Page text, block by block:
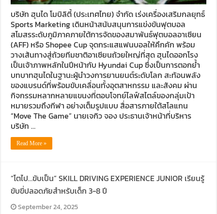
บริษัท ฮุนได โมบิลิตี้ (ประเทศไทย) จำกัด เร่งเครื่องเสริมกลยุทธ์
Sports Marketing เดินหน้าสนับสนุนการแข่งขันฟุตบอล
สโมสรระดับภูมิภาคภายใต้การจัดของสมาพันธ์ฟุตบอลอาเซียน
(AFF) หรือ Shopee Cup จุดกระแสแฟนบอลให้คึกคัก พร้อม
วางเส้นทางสู่ถ้วยทีมชาติอาเซียนถ้วยใหญ่ที่สุด ฮุนไดออกโรง
เป็นเจ้าภาพหลักในปีหน้ากับ Hyundai Cup ซึ่งเป็นการตอกย้ำ
บทบาทฮุนไดในฐานะผู้นำวงการยานยนต์ระดับโลก สะท้อนพลัง
ของแบรนด์ที่พร้อมขับเคลื่อนทั้งอุตสาหกรรม และสังคม ผ่าน
กิจกรรมหลากหลายแขนงที่ตอบโจทย์ไลฟ์สไตล์ของกลุ่มเป้า
หมายรวมถึงกีฬา อย่างเต็มรูปแบบ สื่อสารภายใต้สโลแกน
“Move The Game” นายเจกิว จอง ประธานเจ้าหน้าที่บริหาร
บริษัท …
Read More »
“โตไป…ขับเป็น” SKILL DRIVING EXPERIENCE JUNIOR เรียนรู้
ขับขี่ปลอดภัยสำหรับเด็ก 3-8 ปี
September 24, 2025